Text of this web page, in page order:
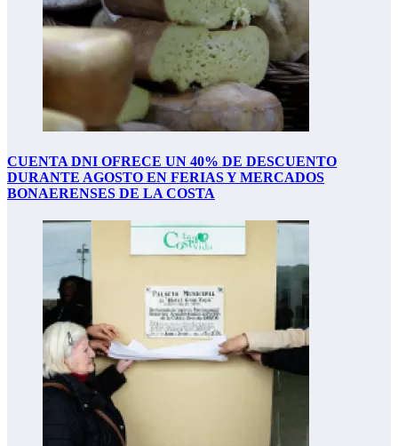
CUENTA DNI OFRECE UN 40% DE DESCUENTO
DURANTE AGOSTO EN FERIAS Y MERCADOS
BONAERENSES DE LA COSTA